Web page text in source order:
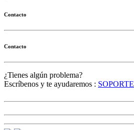
Contacto
Contacto
¿Tienes algún problema?
Escríbenos y te ayudaremos : SOPORTE